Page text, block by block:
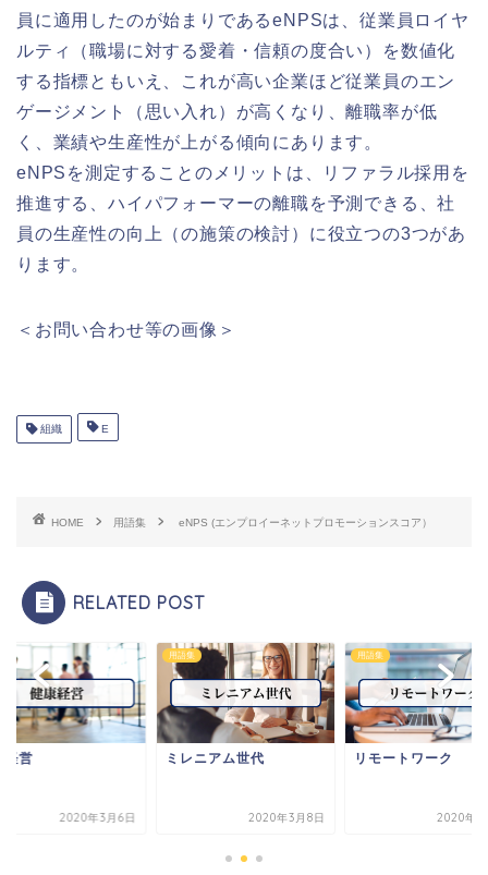
員に適用したのが始まりであるeNPSは、従業員ロイヤ
ルティ（職場に対する愛着・信頼の度合い）を数値化
する指標ともいえ、これが高い企業ほど従業員のエン
ゲージメント（思い入れ）が高くなり、離職率が低
く、業績や生産性が上がる傾向にあります。
eNPSを測定することのメリットは、リファラル採用を
推進する、ハイパフォーマーの離職を予測できる、社
員の生産性の向上（の施策の検討）に役立つの3つがあ
ります。
＜お問い合わせ等の画像＞
組織 E
HOME 用語集 eNPS (エンプロイーネットプロモーションスコア）
RELATED POST
経営
2020年3月6日
用語集
ミレニアム世代
2020年3月8日
用語集
リモートワーク
2020年3